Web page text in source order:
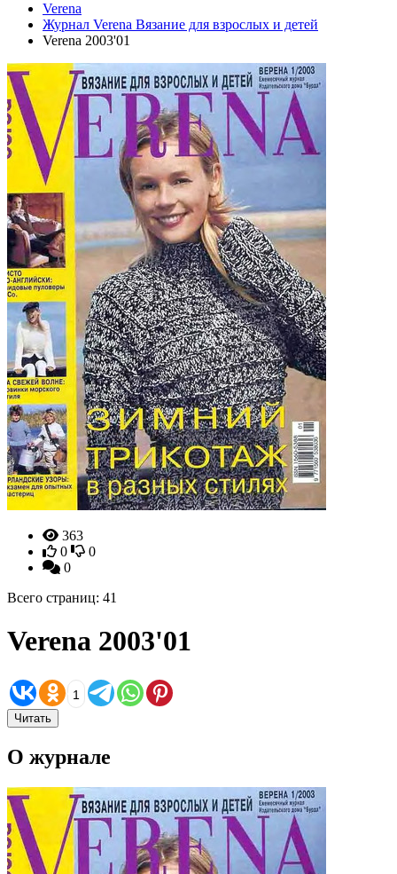
Verena
Журнал Verena Вязание для взрослых и детей
Verena 2003'01
363
0
0
0
Всего страниц: 41
Verena 2003'01
1
Читать
О журнале